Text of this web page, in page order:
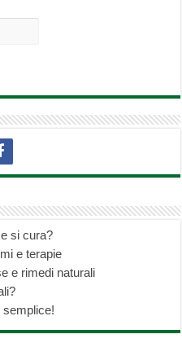
si cura?
e terapie
e rimedi naturali